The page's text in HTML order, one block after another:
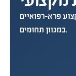
פרא-רפואיים
במגוון תחומים.